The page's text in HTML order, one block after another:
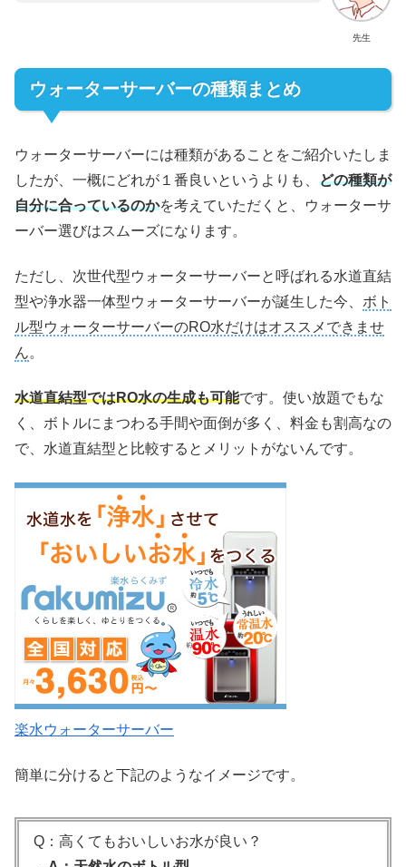
先生
ウォーターサーバーの種類まとめ
ウォーターサーバーには種類があることをご紹介いたしま
したが、一概にどれが１番良いというよりも、 どの種類が
自分に合っているのかを考えていただくと、ウォーターサ
ーバー選びはスムーズになります。
ただし、次世代型ウォーターサーバーと呼ばれる水道直結
型や浄水器一体型ウォーターサーバーが誕生した今、 ボト
ル型ウォーターサーバーのRO水だけはオススメできませ
ん。
水道直結型ではRO水の生成も可能です。使い放題でもな
く、ボトルにまつわる手間や面倒が多く、料金も割高なの
で、水道直結型と比較するとメリットがないんです。
楽水ウォーターサーバー
簡単に分けると下記のようなイメージです。
Q：高くてもおいしいお水が良い？